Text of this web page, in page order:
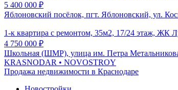
5 400 000 ₽
Яблоновский посёлок, пгт. Яблоновский, ул.
1-к квартира с ремонтом, 35м2, 17/24 этаж, ЖК
4 750 000 ₽
Школьная (ШМР), улица им. Петра
KRASNODAR • NOVOSTROY
Продажа недвижимости в Краснодаре